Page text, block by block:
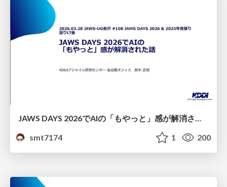
JAWS DAYS 2026でAIの「もやっと」感が解消された話
smt7174
1 200